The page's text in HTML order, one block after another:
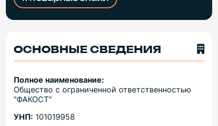
ОСНОВНЫЕ СВЕДЕНИЯ
Полное наименование:
Общество с ограниченной ответственностью
"ФАКОСТ"
УНП: 101019958